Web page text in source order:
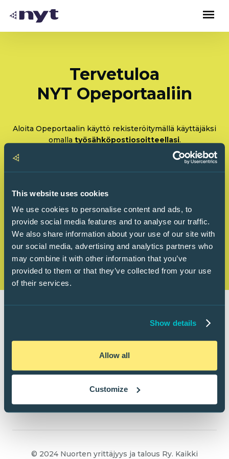
This website uses cookies
We use cookies to personalise content and ads, to
provide social media features and to analyse our traffic.
We also share information about your use of our site with
our social media, advertising and analytics partners who
may combine it with other information that you’ve
provided to them or that they’ve collected from your use
of their services.
Show details
Allow all
Customize
Tervetuloa
NYT Opeportaaliin
Aloita Opeportaalin käyttö rekisteröitymällä käyttäjäksi
omalla työsähköpostiosoitteellasi.
Rekisteröidy: Olen tulossa käyttämään Opeportaalia
ensimmäistä kertaa
Kirjaudu sisään: Olen käyttänyt Opeportaalia
ennenkin
© 2024 Nuorten yrittäjyys ja talous Ry. Kaikki